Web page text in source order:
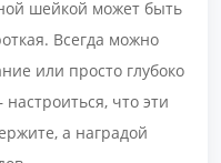
шейкой может быть
Всегда можно
или просто глубоко
что эти
а наградой